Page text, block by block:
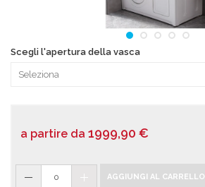
Scegli l'apertura della vasca
a partire da 1999,90 €
0 AGGIUNGI AL CARRELLO